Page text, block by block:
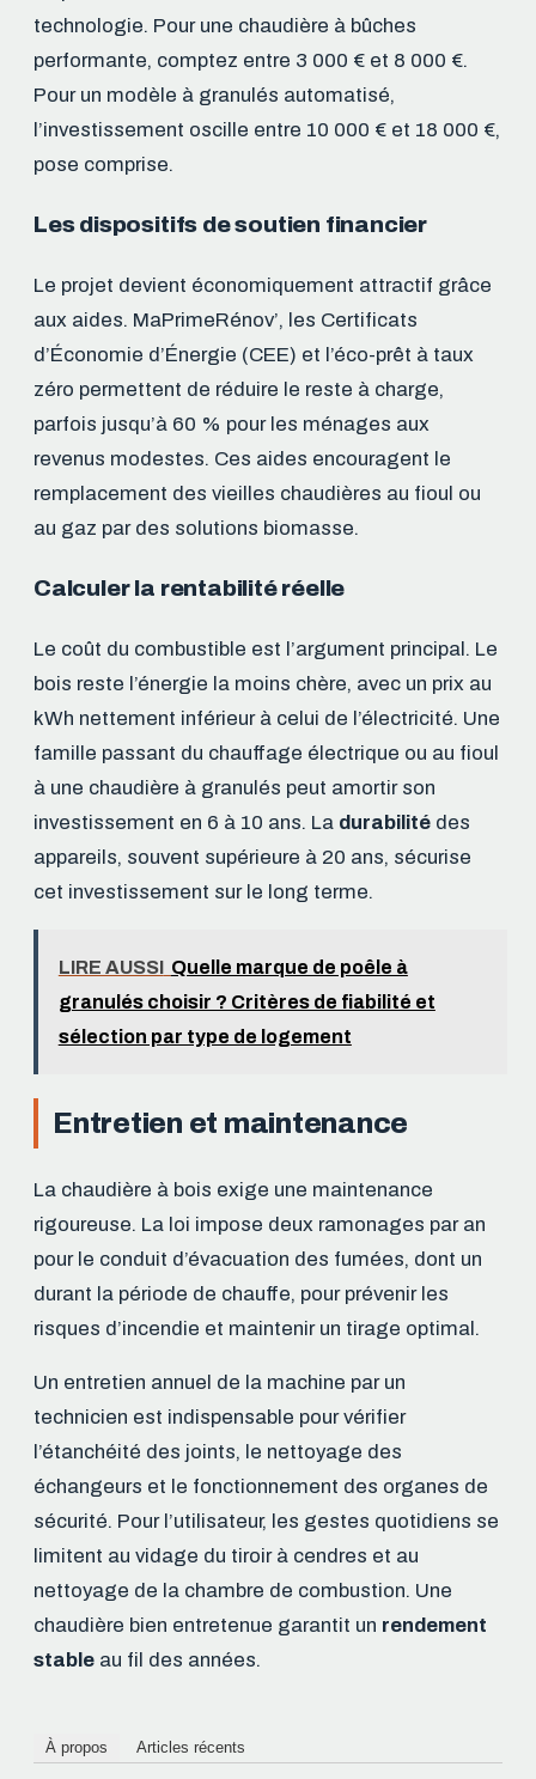
technologie. Pour une chaudière à bûches
performante, comptez entre 3 000 € et 8 000 €.
Pour un modèle à granulés automatisé,
l’investissement oscille entre 10 000 € et 18 000 €,
pose comprise.
Les dispositifs de soutien financier
Le projet devient économiquement attractif grâce
aux aides. MaPrimeRénov’, les Certificats
d’Économie d’Énergie (CEE) et l’éco-prêt à taux
zéro permettent de réduire le reste à charge,
parfois jusqu’à 60 % pour les ménages aux
revenus modestes. Ces aides encouragent le
remplacement des vieilles chaudières au fioul ou
au gaz par des solutions biomasse.
Calculer la rentabilité réelle
Le coût du combustible est l’argument principal. Le
bois reste l’énergie la moins chère, avec un prix au
kWh nettement inférieur à celui de l’électricité. Une
famille passant du chauffage électrique ou au fioul
à une chaudière à granulés peut amortir son
investissement en 6 à 10 ans. La durabilité des
appareils, souvent supérieure à 20 ans, sécurise
cet investissement sur le long terme.
LIRE AUSSI Quelle marque de poêle à
granulés choisir ? Critères de fiabilité et
sélection par type de logement
Entretien et maintenance
La chaudière à bois exige une maintenance
rigoureuse. La loi impose deux ramonages par an
pour le conduit d’évacuation des fumées, dont un
durant la période de chauffe, pour prévenir les
risques d’incendie et maintenir un tirage optimal.
Un entretien annuel de la machine par un
technicien est indispensable pour vérifier
l’étanchéité des joints, le nettoyage des
échangeurs et le fonctionnement des organes de
sécurité. Pour l’utilisateur, les gestes quotidiens se
limitent au vidage du tiroir à cendres et au
nettoyage de la chambre de combustion. Une
chaudière bien entretenue garantit un rendement
stable au fil des années.
À propos Articles récents